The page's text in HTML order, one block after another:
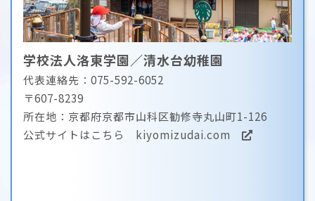
学校法人洛東学園／清水台幼稚園
代表連絡先：075-592-6052
〒607-8239
所在地：京都府京都市山科区勧修寺丸山町1-126
公式サイトはこちら kiyomizudai.com